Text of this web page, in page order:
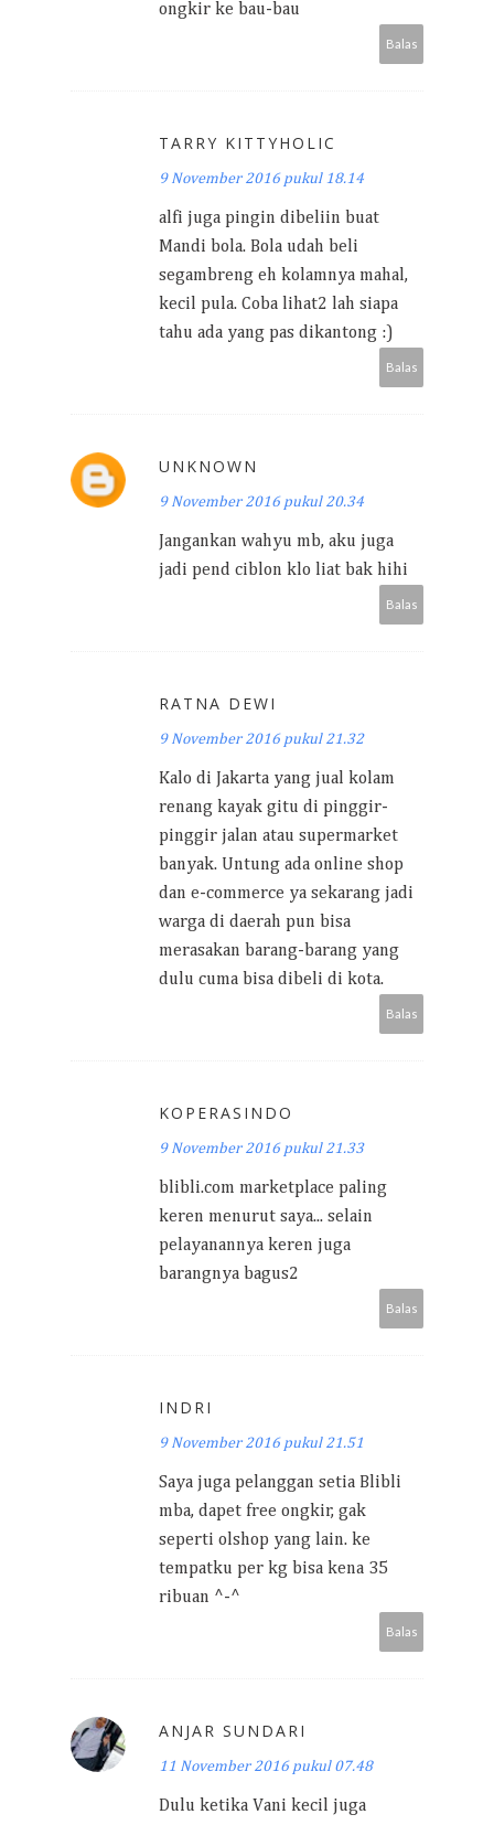
ongkir ke bau-bau
Balas
TARRY KITTYHOLIC
9 November 2016 pukul 18.14
alfi juga pingin dibeliin buat
Mandi bola. Bola udah beli
segambreng eh kolamnya mahal,
kecil pula. Coba lihat2 lah siapa
tahu ada yang pas dikantong :)
Balas
UNKNOWN
9 November 2016 pukul 20.34
Jangankan wahyu mb, aku juga
jadi pend ciblon klo liat bak hihi
Balas
RATNA DEWI
9 November 2016 pukul 21.32
Kalo di Jakarta yang jual kolam
renang kayak gitu di pinggir-
pinggir jalan atau supermarket
banyak. Untung ada online shop
dan e-commerce ya sekarang jadi
warga di daerah pun bisa
merasakan barang-barang yang
dulu cuma bisa dibeli di kota.
Balas
KOPERASINDO
9 November 2016 pukul 21.33
blibli.com marketplace paling
keren menurut saya... selain
pelayanannya keren juga
barangnya bagus2
Balas
INDRI
9 November 2016 pukul 21.51
Saya juga pelanggan setia Blibli
mba, dapet free ongkir, gak
seperti olshop yang lain. ke
tempatku per kg bisa kena 35
ribuan ^-^
Balas
ANJAR SUNDARI
11 November 2016 pukul 07.48
Dulu ketika Vani kecil juga